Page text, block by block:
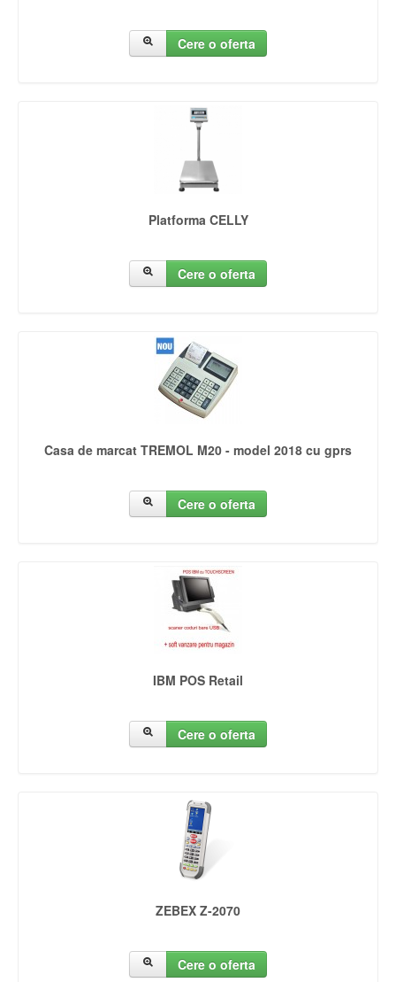
Cere o oferta
Platforma CELLY
Cere o oferta
Casa de marcat TREMOL M20 - model 2018 cu gprs
Cere o oferta
IBM POS Retail
Cere o oferta
ZEBEX Z-2070
Cere o oferta